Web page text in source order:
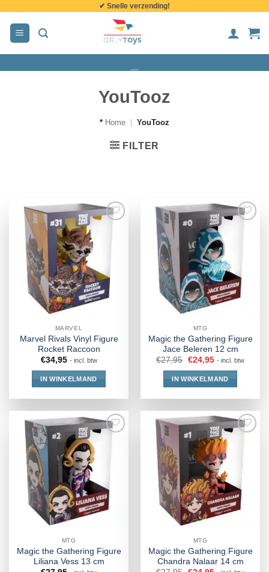
inhoud
✔ Snelle verzending!
YouTooz
* Home YouTooz
FILTER
MARVEL
Marvel Rivals Vinyl Figure
Rocket Raccoon
€34,95 - incl. btw
IN WINKELMAND
MTG
Magic the Gathering Figure
Jace Beleren 12 cm
€27,95 €24,95 - incl. btw
IN WINKELMAND
MTG
Magic the Gathering Figure
Liliana Vess 13 cm
MTG
Magic the Gathering Figure
Chandra Nalaar 14 cm